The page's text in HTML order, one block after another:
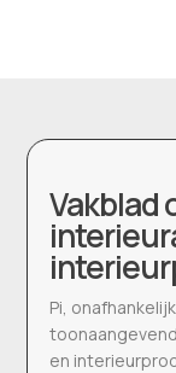
Vakblad
Pi,
en